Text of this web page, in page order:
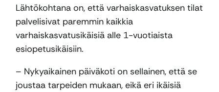
Lähtökohtana on, että varhaiskasvatuksen tilat
palvelisivat paremmin kaikkia
varhaiskasvatusikäisiä alle 1-vuotiaista
esiopetusikäisiin.
– Nykyaikainen päiväkoti on sellainen, että se
joustaa tarpeiden mukaan, eikä eri ikäisiä